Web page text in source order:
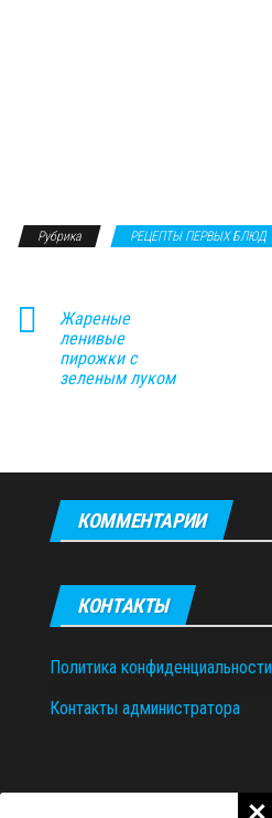
Рубрика РЕЦЕПТЫ ПЕРВЫХ БЛЮД
Жареные
ленивые
пирожки с
зеленым луком
КОММЕНТАРИИ
КОНТАКТЫ
Политика конфиденциальности
Контакты администратора